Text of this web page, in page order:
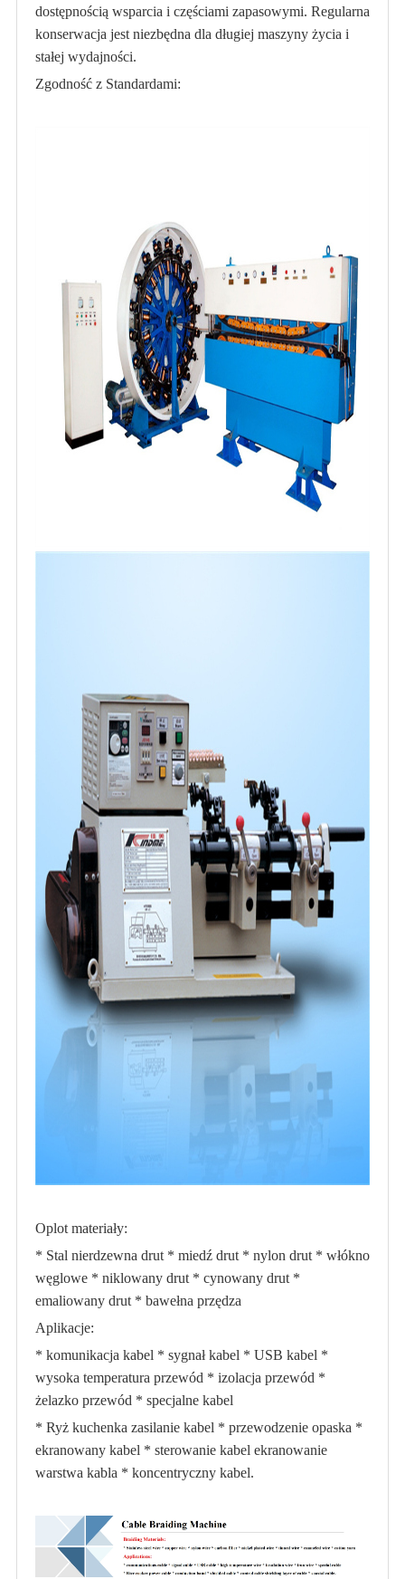
dostępnością wsparcia i częściami zapasowymi. Regularna
konserwacja jest niezbędna dla długiej maszyny życia i
stałej wydajności.
Zgodność z Standardami:
Oplot materiały:
* Stal nierdzewna drut * miedź drut * nylon drut * włókno
węglowe * niklowany drut * cynowany drut *
emaliowany drut * bawełna przędza
Aplikacje:
* komunikacja kabel * sygnał kabel * USB kabel *
wysoka temperatura przewód * izolacja przewód *
żelazko przewód * specjalne kabel
* Ryż kuchenka zasilanie kabel * przewodzenie opaska *
ekranowany kabel * sterowanie kabel ekranowanie
warstwa kabla * koncentryczny kabel.